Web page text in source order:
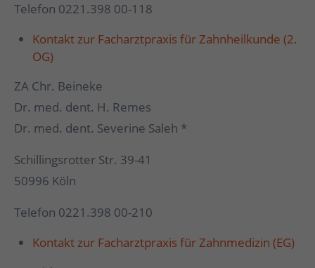
Telefon 0221.398 00-118
Kontakt zur Facharztpraxis für Zahnheilkunde (2.
OG)
ZA Chr. Beineke
Dr. med. dent. H. Remes
Dr. med. dent. Severine Saleh *
Schillingsrotter Str. 39-41
50996 Köln
Telefon 0221.398 00-210
Kontakt zur Facharztpraxis für Zahnmedizin (EG)